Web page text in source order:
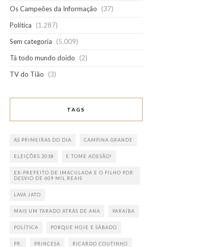
Os Campeões da Informação
(37)
Política
(1.287)
Sem categoria
(5.009)
Tá todo mundo doido
(2)
TV do Tião
(3)
TAGS
AS PRIMEIRAS DO DIA CAMPINA GRANDE
ELEIÇÕES 2018 E TOME ADESÃO!
EX-PREFEITO DE IMACULADA E O FILHO POR
DESVIO DE 609 MIL REAIS
LAVA JATO
MAIS UM TARADO ATRÁS DE ANA PARAÍBA
POLÍTICA PORQUE HOJE É SÁBADO
PR. PRINCESA RICARDO COUTINHO